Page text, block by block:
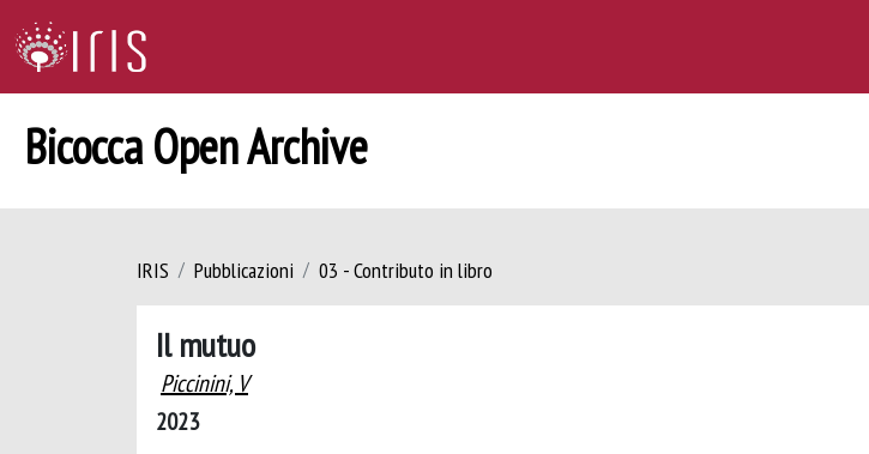
Bicocca Open Archive
IRIS Pubblicazioni 03 - Contributo in libro
Il mutuo
Piccinini, V
2023